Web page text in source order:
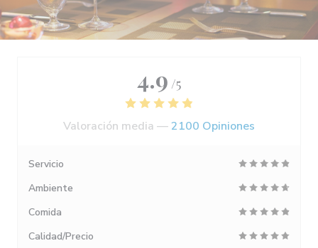
4.9 /5
Valoración media —2100 Opiniones
Servicio
Ambiente
Comida
Calidad/Precio